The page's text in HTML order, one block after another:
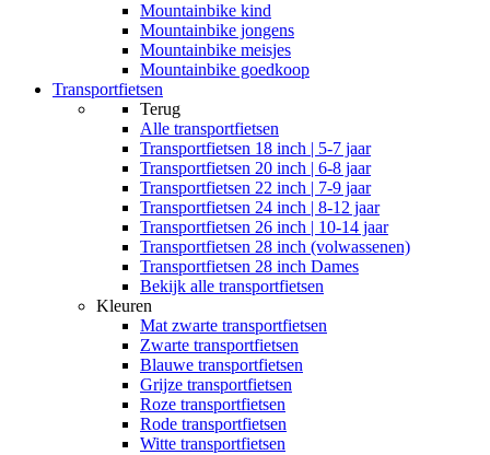
Mountainbike kind
Mountainbike jongens
Mountainbike meisjes
Mountainbike goedkoop
Transportfietsen
Terug
Alle transportfietsen
Transportfietsen 18 inch | 5-7 jaar
Transportfietsen 20 inch | 6-8 jaar
Transportfietsen 22 inch | 7-9 jaar
Transportfietsen 24 inch | 8-12 jaar
Transportfietsen 26 inch | 10-14 jaar
Transportfietsen 28 inch (volwassenen)
Transportfietsen 28 inch Dames
Bekijk alle transportfietsen
Kleuren
Mat zwarte transportfietsen
Zwarte transportfietsen
Blauwe transportfietsen
Grijze transportfietsen
Roze transportfietsen
Rode transportfietsen
Witte transportfietsen